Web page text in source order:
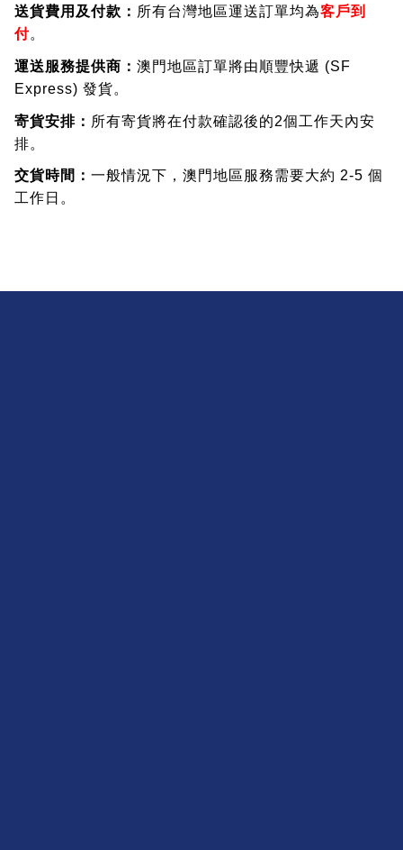
送貨費用及付款： 所有台灣地區運送訂單均為客戶到
付。
運送服務提供商： 澳門地區訂單將由順豐快遞 (SF
Express) 發貨。
寄貨安排： 所有寄貨將在付款確認後的2個工作天內安
排。
交貨時間： 一般情況下，澳門地區服務需要大約 2-5 個
工作日。